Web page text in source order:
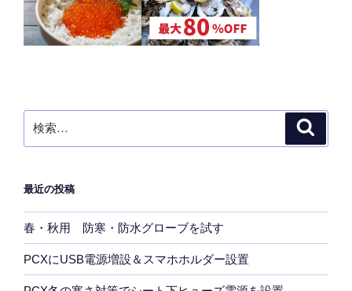
索:
最近の投稿
春・秋用 防寒・防水グローブを試す
PCXにUSB電源増設＆スマホホルダー設置